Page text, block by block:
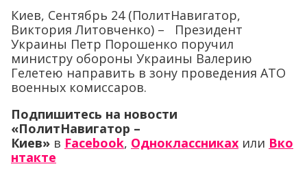
Киев, Сентябрь 24 (ПолитНавигатор,
Виктория Литовченко) – Президент
Украины Петр Порошенко поручил
министру обороны Украины Валерию
Гелетею направить в зону проведения АТО
военных комиссаров.
Подпишитесь на новости
«ПолитНавигатор –
Киев» в Facebook, Одноклассниках или Вко
нтакте